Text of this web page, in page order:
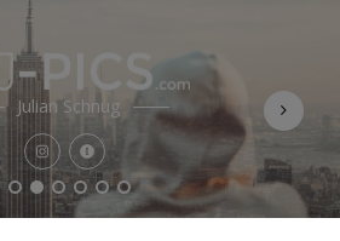
Julian Schnug